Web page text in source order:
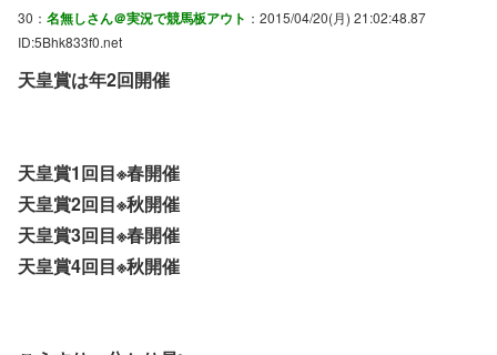
30： 名無しさん＠実況で競馬板アウト ：2015/04/20(月) 21:02:48.87
ID:5Bhk833f0.net
天皇賞は年2回開催
天皇賞1回目※春開催
天皇賞2回目※秋開催
天皇賞3回目※春開催
天皇賞4回目※秋開催